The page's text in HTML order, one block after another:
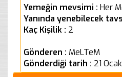
Yemeğin mevsimi : Her
Yanında yenebilecek
Kaç Kişilik : 2
Gönderen : MeLTeM
Gönderdiği tarih : 21